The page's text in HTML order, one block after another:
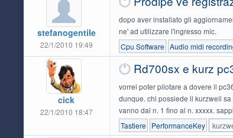
stefanogentile
22/1/2010 19:49
dopo aver installato gli
ne' ad utilizzare l'ingresso mic.
Cpu Software Audio midi
cick
22/1/2010 18:47
Rd700sx e kurz
vorrei poter pilotare a dovere il
dunque. chi possiede il kurzweil
vanno dal n. 1 fino al n. xxxxx.
Tastiere
PerformanceKey